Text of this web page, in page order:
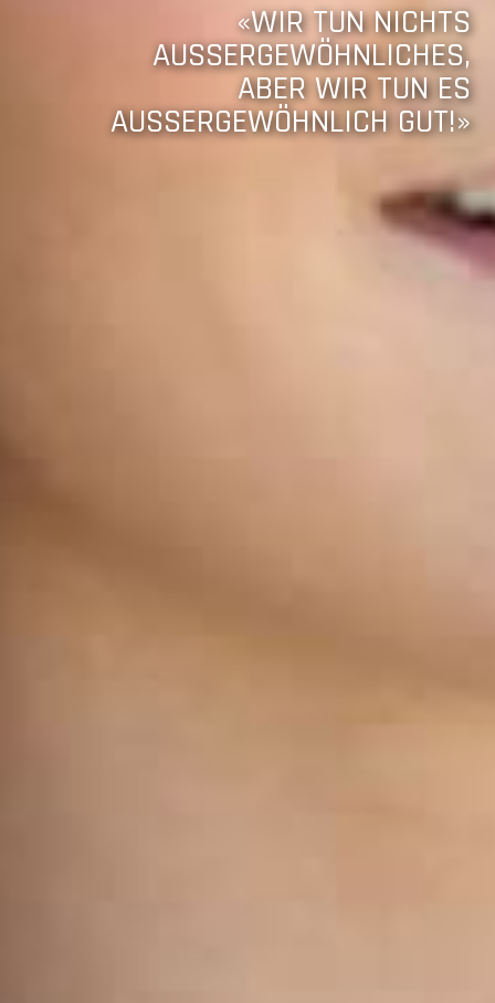
«WIR TUN NICHTS
AUSSERGEWÖHNLICHES,
ABER WIR TUN ES
AUSSERGEWÖHNLICH GUT!»